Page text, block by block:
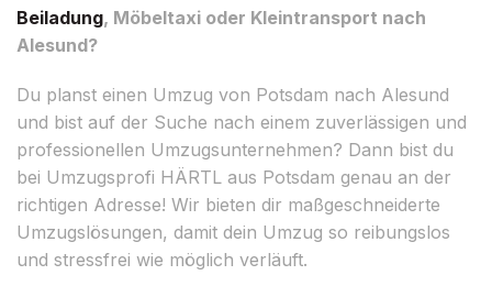
Beiladung, Möbeltaxi oder Kleintransport nach
Alesund?
Du planst einen Umzug von Potsdam nach Alesund
und bist auf der Suche nach einem zuverlässigen und
professionellen Umzugsunternehmen? Dann bist du
bei Umzugsprofi HÄRTL aus Potsdam genau an der
richtigen Adresse! Wir bieten dir maßgeschneiderte
Umzugslösungen, damit dein Umzug so reibungslos
und stressfrei wie möglich verläuft.